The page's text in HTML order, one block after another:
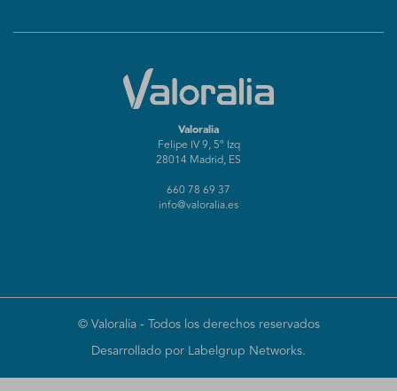
Valoralia
Felipe IV 9, 5º Izq
28014 Madrid, ES
660 78 69 37
info@valoralia.es
©Valoralia- Todos los derechos reservados
Desarrollado por Labelgrup Networks.